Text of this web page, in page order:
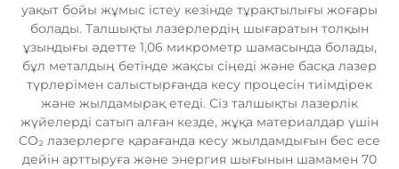
уақыт бойы жұмыс істеу кезінде тұрақтылығы жоғары
болады. Талшықты лазерлердің шығаратын толқын
ұзындығы әдетте 1,06 микрометр шамасында болады,
бұл металдың бетінде жақсы сіңеді және басқа лазер
түрлерімен салыстырғанда кесу процесін тиімдірек
және жылдамырақ етеді. Сіз талшықты лазерлік
жүйелерді сатып алған кезде, жұқа материалдар үшін
CO₂ лазерлерге қарағанда кесу жылдамдығын бес есе
дейін арттыруға және энергия шығынын шамамен 70